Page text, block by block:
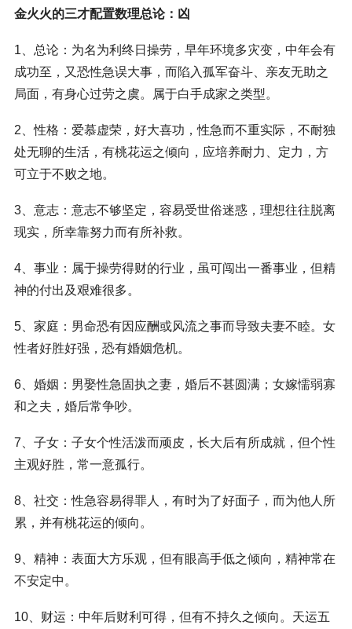
金火火的三才配置数理总论：凶
1、总论：为名为利终日操劳，早年环境多灾变，中年会有
成功至，又恐性急误大事，而陷入孤军奋斗、亲友无助之
局面，有身心过劳之虞。属于白手成家之类型。
2、性格：爱慕虚荣，好大喜功，性急而不重实际，不耐独
处无聊的生活，有桃花运之倾向，应培养耐力、定力，方
可立于不败之地。
3、意志：意志不够坚定，容易受世俗迷惑，理想往往脱离
现实，所幸靠努力而有所补救。
4、事业：属于操劳得财的行业，虽可闯出一番事业，但精
神的付出及艰难很多。
5、家庭：男命恐有因应酬或风流之事而导致夫妻不睦。女
性者好胜好强，恐有婚姻危机。
6、婚姻：男娶性急固执之妻，婚后不甚圆满；女嫁懦弱寡
和之夫，婚后常争吵。
7、子女：子女个性活泼而顽皮，长大后有所成就，但个性
主观好胜，常一意孤行。
8、社交：性急容易得罪人，有时为了好面子，而为他人所
累，并有桃花运的倾向。
9、精神：表面大方乐观，但有眼高手低之倾向，精神常在
不安定中。
10、财运：中年后财利可得，但有不持久之倾向。天运五